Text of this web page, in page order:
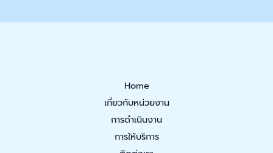
Home
เกี่ยวกับหน่วยงาน
การดำเนินงาน
การให้บริการ